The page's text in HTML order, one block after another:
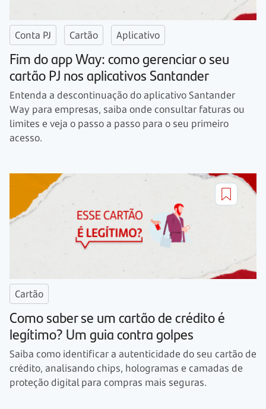
Conta PJ Cartão Aplicativo
Fim do app Way: como gerenciar o seu
cartão PJ nos aplicativos Santander
Entenda a descontinuação do aplicativo Santander
Way para empresas, saiba onde consultar faturas ou
limites e veja o passo a passo para o seu primeiro
acesso.
Cartão
Como saber se um cartão de crédito é
legítimo? Um guia contra golpes
Saiba como identificar a autenticidade do seu cartão de
crédito, analisando chips, hologramas e camadas de
proteção digital para compras mais seguras.